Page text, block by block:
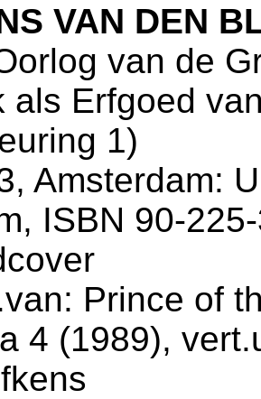
VAN DEN
van de
als Erfgoed
1)
Amsterdam:
ISBN 90-
Prince of
4 (1989),